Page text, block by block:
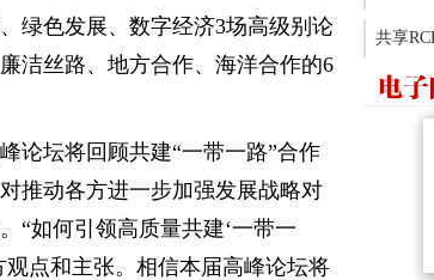
绿色发展、数字经济3场高级别论
洁丝路、地方合作、海洋合作的6
论坛将回顾共建“一带一路”合作
推动各方进一步加强发展战略对
“如何引领高质量共建‘一带一
点和主张。相信本届高峰论坛将
共享